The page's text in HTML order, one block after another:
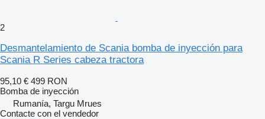
2
Desmantelamiento de Scania bomba de inyección para
Scania R Series cabeza tractora
95,10 € 499 RON
Bomba de inyección
Rumanía, Targu Mrues
Contacte con el vendedor